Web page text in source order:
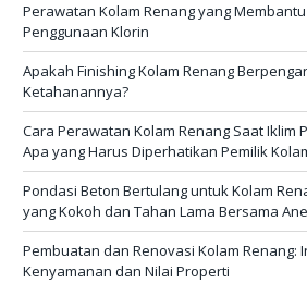
Perawatan Kolam Renang yang
Penggunaan Klorin
Apakah Finishing Kolam Renang
Ketahanannya?
Cara Perawatan Kolam Renang Saat Iklim
Apa yang Harus Diperhatikan Pemilik
Pondasi Beton Bertulang untuk Kolam
yang Kokoh dan Tahan Lama Bersama
Pembuatan dan Renovasi Kolam Renang:
Kenyamanan dan Nilai Properti